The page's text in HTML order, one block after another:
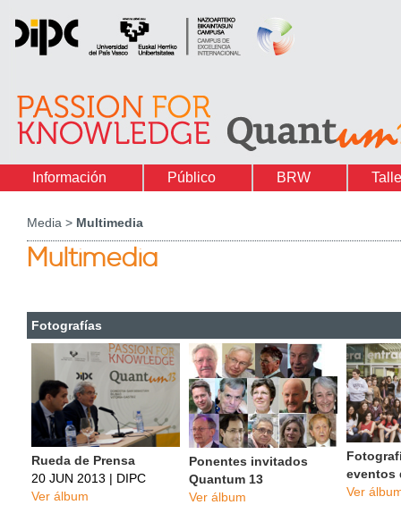
Información Público BRW
Media > Multimedia
Multimedia
Fotografías
Rueda de Prensa
20 JUN 2013 | DIPC
Ver álbum
Ponentes invitados
Quantum 13
Ver álbum
eventos
Ver